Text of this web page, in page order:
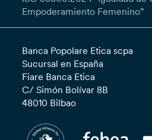
Empoderamiento Femenino”
Banca Popolare Etica scpa
Sucursal en España
Fiare Banca Etica
C/ Simón Bolívar 8B
48010 Bilbao